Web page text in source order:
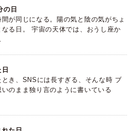
の日
が同じになる。陽の気と陰の気がちょ
なる日。 宇宙の天体では、おうし座か
とき、SNSには長すぎる、そんな時 ブ
いのまま独り言のように書いている